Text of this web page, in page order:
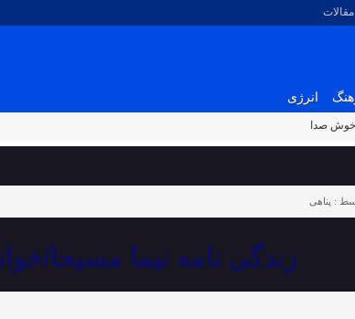
مقالات
انرژی
خوش صدا
: پناهی
زندگی نامه نیما مسیحا/